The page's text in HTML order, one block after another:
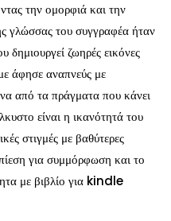
την ομορφιά και την
γλώσσας του συγγραφέα ήταν
ζωηρές εικόνες
άφησε αναπνεύς με
από τα πράγματα που κάνει
είναι η ικανότητά του
στιγμές με βαθύτερες
για συμμόρφωση και το
με βιβλίο για kindle